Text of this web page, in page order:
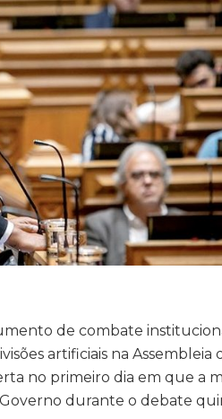
de combate
artificiais na Assembleia
no primeiro dia em que a
durante o debate